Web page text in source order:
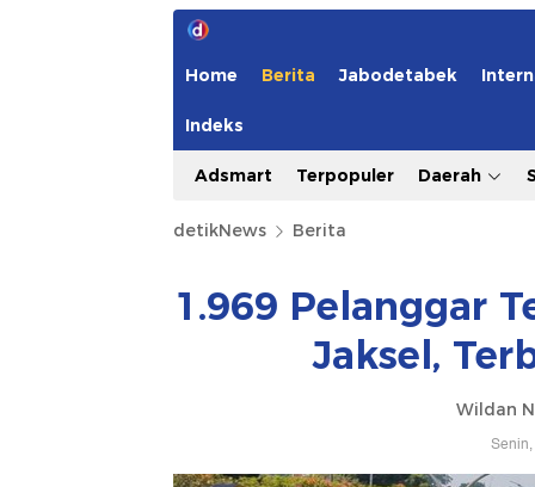
Home Berita Jabodetabek
Indeks
Adsmart Terpopuler Daerah
detikNews Berita
1.969 Pelanggar
Jaksel,
Wildan